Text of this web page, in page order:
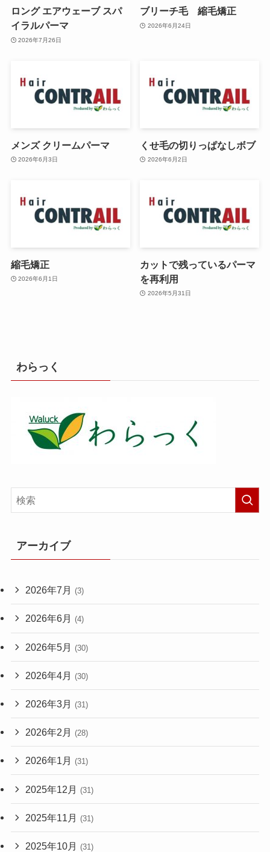
ロング エアウェーブ スパ
イラルパーマ
2026年7月26日
ブリーチ毛 縮毛矯正
2026年6月24日
メンズ クリームパーマ
2026年6月3日
くせ毛の切りっぱなしボブ
2026年6月2日
縮毛矯正
2026年6月1日
カットで残っているパーマ
を再利用
2026年5月31日
わらっく
アーカイブ
2026年7月 (3)
2026年6月 (4)
2026年5月 (30)
2026年4月 (30)
2026年3月 (31)
2026年2月 (28)
2026年1月 (31)
2025年12月 (31)
2025年11月 (31)
2025年10月 (31)